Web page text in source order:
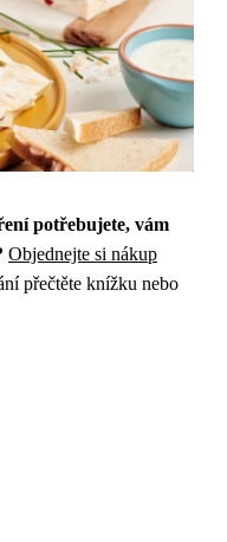
potřebujete, vám
Objednejte si nákup
přečtěte knížku nebo